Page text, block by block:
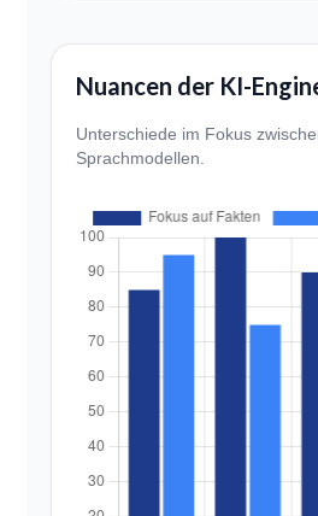
Nuancen der KI-
Unterschiede im Fokus
Sprachmodellen.